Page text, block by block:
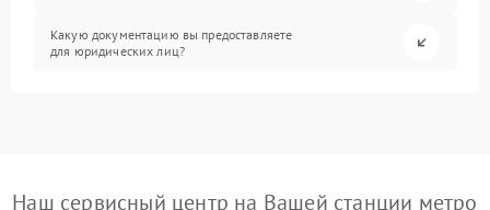
Какую документацию вы предоставляете
для юридических лиц?
Наш сервисный центр на Вашей станции метро